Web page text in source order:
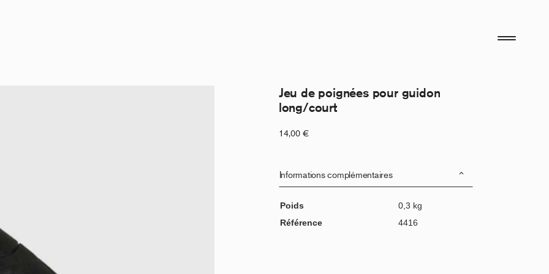
Jeu de poignées pour guidon
long/court
14,00 €
Informations complémentaires
Poids
0,3 kg
Référence
4416